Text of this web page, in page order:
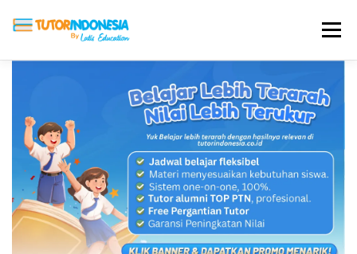
Menu
ABOUT US JADI PENGAJAR
BIAYA LES TESTIMONI PROFIL ALUMNI
BLOG DAFTAR SEKOLAH